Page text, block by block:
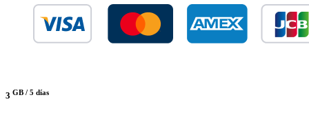
3 GB / 5 días